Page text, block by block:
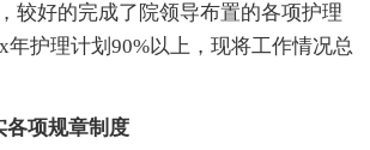
较好的完成了院领导布置的各项护理
年护理计划90%以上，现将工作情况总
各项规章制度